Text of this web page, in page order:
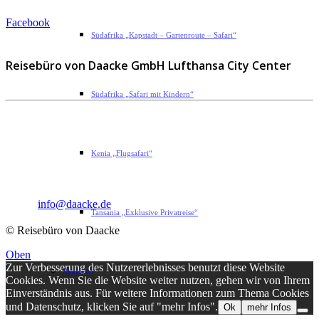
Südafrika „Kapstadt – Gartenroute – Safari“
Südafrika „Safari mit Kindern“
Kenia „Flugsafari“
Tansania „Exklusive Privatreise“
Regionen
Facebook
Reisebüro von Daacke GmbH Lufthansa City Center
info@daacke.de
© Reisebüro von Daacke
Oben
Zur Verbesserung des Nutzererlebnisses benutzt diese Website
Cookies. Wenn Sie die Website weiter nutzen, gehen wir von Ihrem
Einverständnis aus. Für weitere Informationen zum Thema Cookies
und Datenschutz, klicken Sie auf "mehr Infos". Ok mehr Infos